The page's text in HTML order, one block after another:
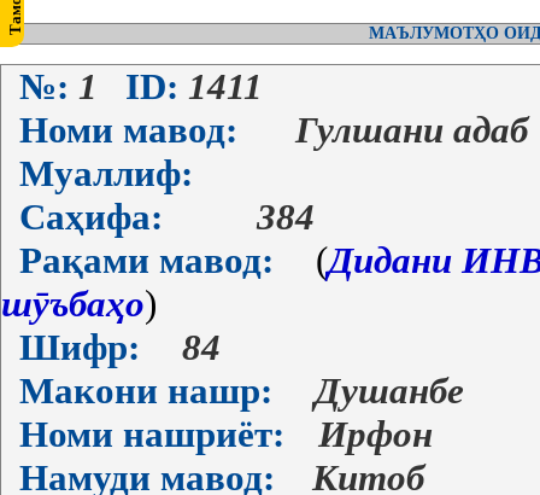
МАЪЛУМОТҲО
№: 1 ID: 1411
Номи мавод:
Гулшани
Муаллиф:
Саҳифа:
384
Рақами мавод:
(Дидани
шӯъбаҳо)
Шифр:
84
Макони нашр:
Душанбе
Номи нашриёт:
Ирфон
Намуди мавод:
Китоб